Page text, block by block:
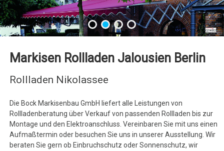
Markisen Rollladen Jalousien Berlin
Rollladen Nikolassee
Die Bock Markisenbau GmbH liefert alle Leistungen von
Rollladenberatung über Verkauf von passenden Rollladen bis zur
Montage und den Elektroanschluss. Vereinbaren Sie mit uns einen
Aufmaßtermin oder besuchen Sie uns in unserer Ausstellung. Wir
beraten Sie gern ob Einbruchschutz oder Sonnenschutz, wir